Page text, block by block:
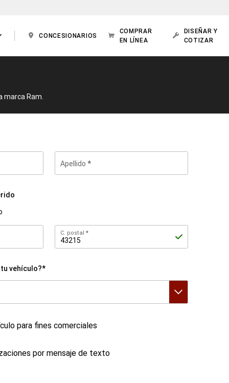
CONCESIONARIOS
COMPRAR
EN LÍNEA
DISEÑAR Y
COTIZAR
Ram.
Apellido
C. postalC.
vehículo?*
para fines comerciales
por mensaje de texto